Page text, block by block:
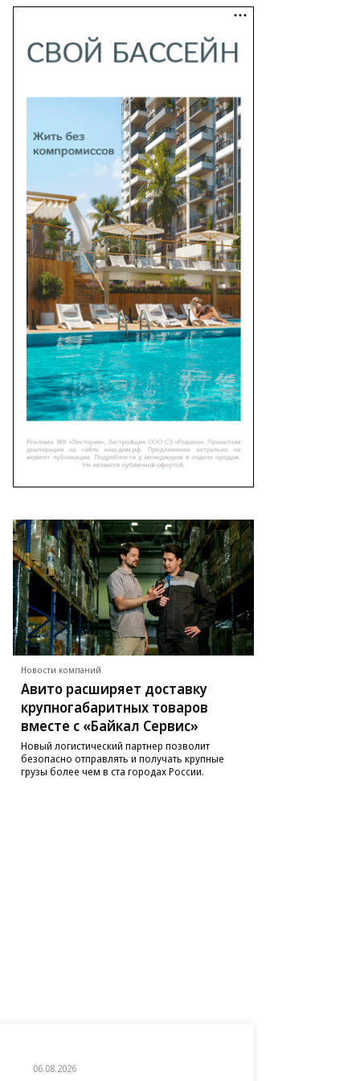
Новости компаний
Авито расширяет доставку
крупногабаритных товаров
вместе с «Байкал Сервис»
Новый логистический партнер позволит
безопасно отправлять и получать крупные
грузы более чем в ста городах России.
06.08.2026